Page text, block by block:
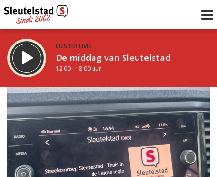
LUISTER LIVE:
De middag van Sleutelstad
12.00 - 18.00 uur
STRAKS:
De vrijdagavond met Keanu
18.00 - 19.00 uur
Vorig uur
uur 1 van 0 Volgend uur